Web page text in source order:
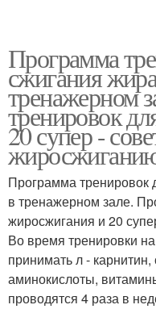
Программа
сжигания
тренажерном
тренировок
20 супер -
Программа тренировок
в тренажерном зале.
жиросжигания и 20
Во время тренировки
принимать л -
аминокислоты,
проводятся 4 раза в